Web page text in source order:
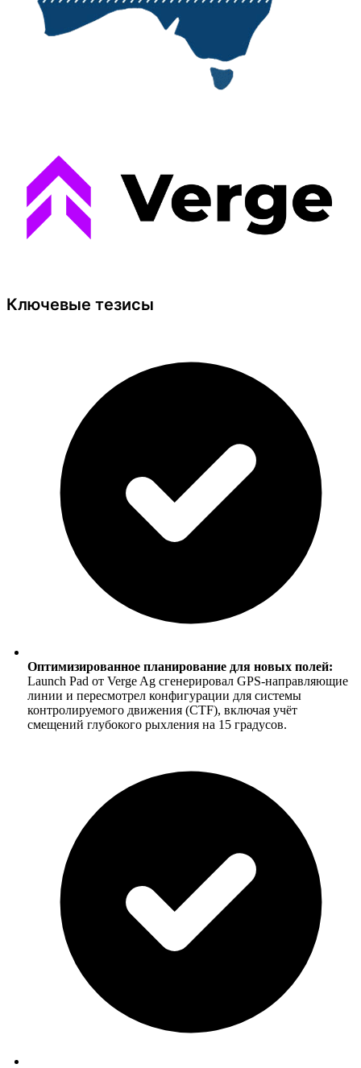
Ключевые тезисы
Оптимизированное планирование для новых полей:
Launch Pad от Verge Ag сгенерировал GPS-направляющие
линии и пересмотрел конфигурации для системы
контролируемого движения (CTF), включая учёт
смещений глубокого рыхления на 15 градусов.